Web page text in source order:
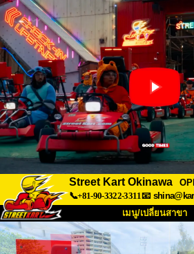
Street Kart Okinawa
📞+81-90-3322-3311📧
เมนู/เปลี่ยนสาขา
หน้าแรก